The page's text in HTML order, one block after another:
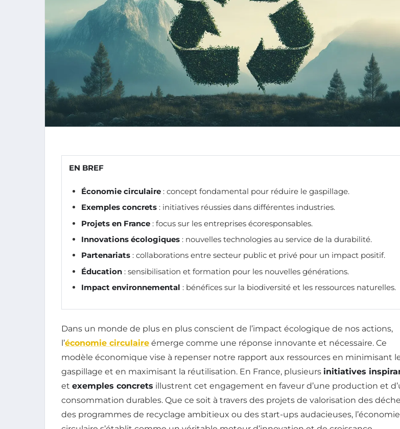
EN BREF
Économie circulaire : concept fondamental pour réduire le gaspillage.
Exemples concrets : initiatives réussies dans différentes industries.
Projets en France : focus sur les entreprises écoresponsables.
Innovations écologiques : nouvelles technologies au service de la durabilité.
Partenariats : collaborations entre secteur public et privé pour un impact positif.
Éducation : sensibilisation et formation pour les nouvelles générations.
Impact environnemental : bénéfices sur la biodiversité et les ressources naturelles.
Dans un monde de plus en plus conscient de l’impact écologique de nos actions,
l’économie circulaire émerge comme une réponse innovante et nécessaire. Ce
modèle économique vise à repenser notre rapport aux ressources en minimisant
gaspillage et en maximisant la réutilisation. En France, plusieurs initiatives
et exemples concrets illustrent cet engagement en faveur d’une production et
consommation durables. Que ce soit à travers des projets de valorisation des
des programmes de recyclage ambitieux ou des start-ups audacieuses, l’économie